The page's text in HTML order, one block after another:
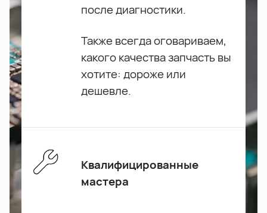
после диагностики.
Также всегда оговариваем,
какого качества запчасть вы
хотите: дороже или
дешевле.
Квалифицированные
мастера